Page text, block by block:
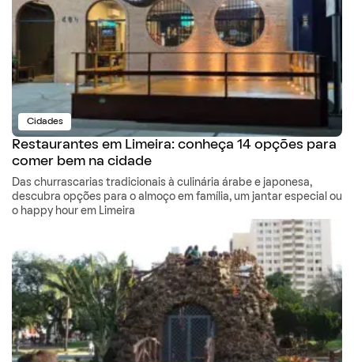
Cidades
Restaurantes em Limeira: conheça 14 opções para
comer bem na cidade
Das churrascarias tradicionais à culinária árabe e japonesa,
descubra opções para o almoço em família, um jantar especial ou
o happy hour em Limeira